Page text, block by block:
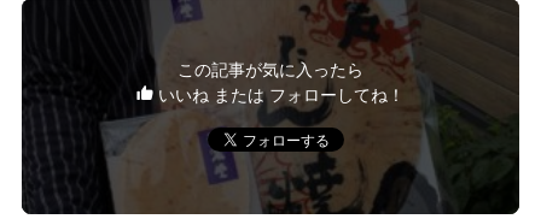
この記事が気に入ったら
いいね または フォローしてね！